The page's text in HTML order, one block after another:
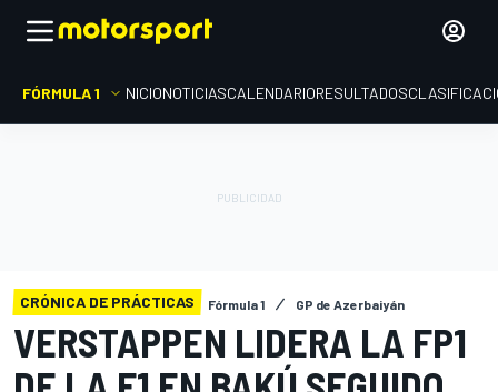
FÓRMULA 1 INICIONOTICIASCALENDARIORESULTADOS
CRÓNICA DE PRÁCTICAS Fórmula 1 GP de Azerbaiyán
VERSTAPPEN LIDERA LA FP1